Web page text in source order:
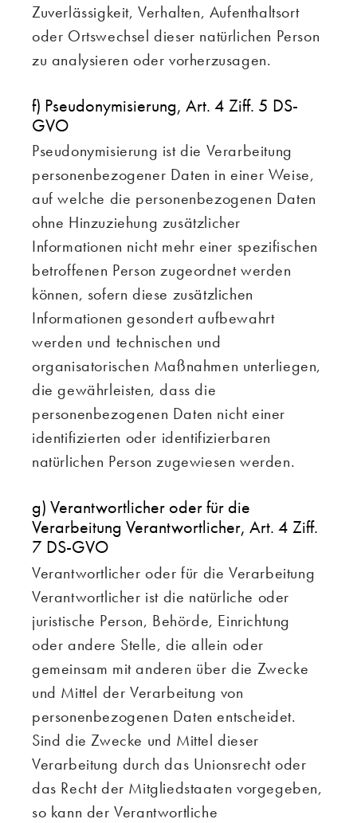
Zuverlässigkeit, Verhalten, Aufenthaltsort
oder Ortswechsel dieser natürlichen Person
zu analysieren oder vorherzusagen.
f) Pseudonymisierung, Art. 4 Ziff. 5 DS-
GVO
Pseudonymisierung ist die Verarbeitung
personenbezogener Daten in einer Weise,
auf welche die personenbezogenen Daten
ohne Hinzuziehung zusätzlicher
Informationen nicht mehr einer spezifischen
betroffenen Person zugeordnet werden
können, sofern diese zusätzlichen
Informationen gesondert aufbewahrt
werden und technischen und
organisatorischen Maßnahmen unterliegen,
die gewährleisten, dass die
personenbezogenen Daten nicht einer
identifizierten oder identifizierbaren
natürlichen Person zugewiesen werden.
g) Verantwortlicher oder für die
Verarbeitung Verantwortlicher, Art. 4 Ziff.
7 DS-GVO
Verantwortlicher oder für die Verarbeitung
Verantwortlicher ist die natürliche oder
juristische Person, Behörde, Einrichtung
oder andere Stelle, die allein oder
gemeinsam mit anderen über die Zwecke
und Mittel der Verarbeitung von
personenbezogenen Daten entscheidet.
Sind die Zwecke und Mittel dieser
Verarbeitung durch das Unionsrecht oder
das Recht der Mitgliedstaaten vorgegeben,
so kann der Verantwortliche